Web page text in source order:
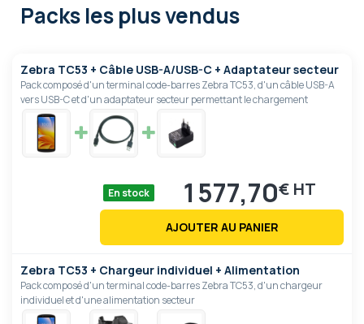
Packs les plus vendus
Zebra TC53 + Câble USB-A/USB-C + Adaptateur secteur
Pack composé d'un terminal code-barres Zebra TC53, d'un câble USB-A
vers USB-C et d'un adaptateur secteur permettant le chargement
En stock 1 577,70€
AJOUTER AU PANIER
Zebra TC53 + Chargeur individuel + Alimentation
Pack composé d'un terminal code-barres Zebra TC53, d'un chargeur
individuel et d'une alimentation secteur